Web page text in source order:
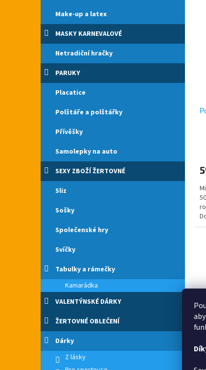
Make-up a latex
MASKY KARNEVALOVÉ
Netradiční hračky
PARUKY
Placatice
Polštáře a polštářky
Přívěšky
Samolepky na auto
SEXY ZBOŽÍ ŽERTOVNÉ
Sliz
Sošky
Společenské hry
Svíčky
Tabulky a rámečky
Kamarádka
VALENTÝNSKÉ DÁRKY
ŽERTOVNÉ OBLEČENÍ
Dárky
Z lásky